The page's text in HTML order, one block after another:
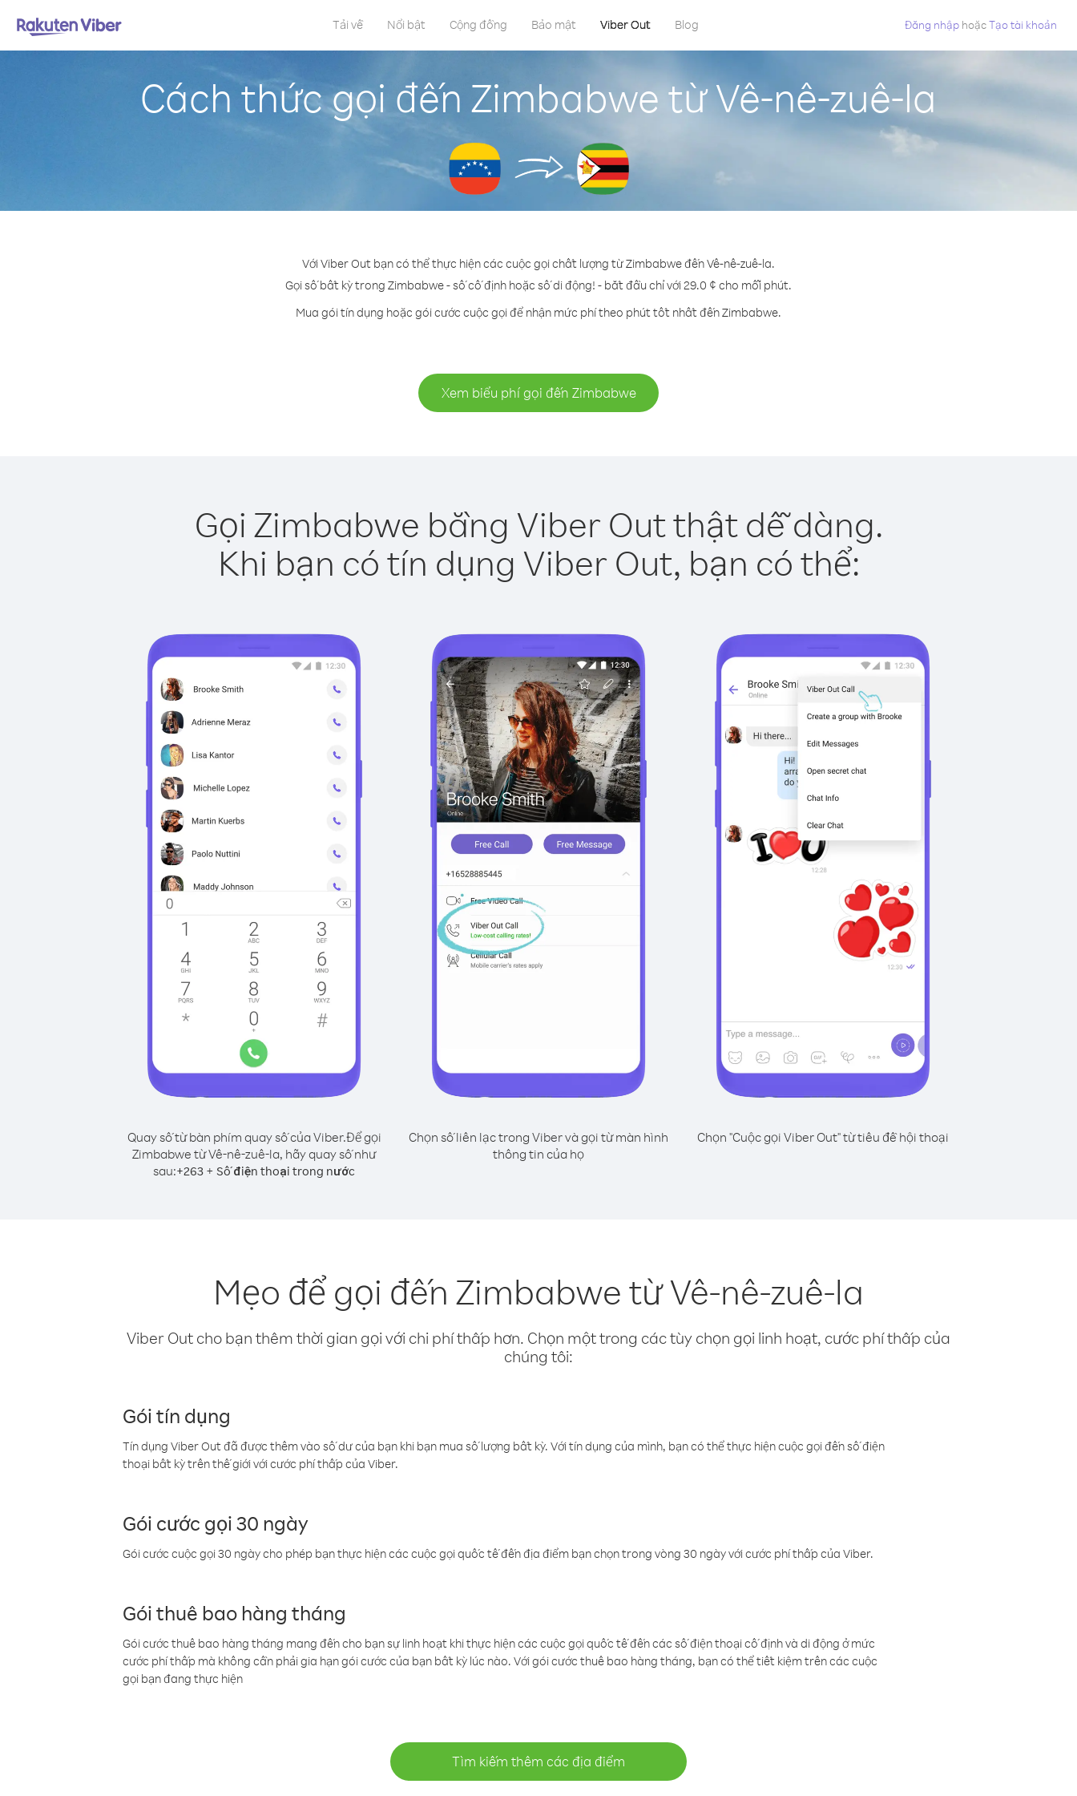
Tải về Nổi bật Cộng đồng Bảo mật Viber Out Blog Đăng nhập hoặcTạo tài khoản
Cách thức gọi đến Zimbabwe từ Vê-nê-zuê-la
Với Viber Out bạn có thể thực hiện các cuộc gọi chất lượng từ Zimbabwe đến Vê-nê-zuê-la.
Gọi số bất kỳ trong Zimbabwe - số cố định hoặc số di động! - bắt đầu chỉ với 29.0 ¢ cho mỗi phút.
Mua gói tín dụng hoặc gói cước cuộc gọi để nhận mức phí theo phút tốt nhất đến Zimbabwe.
Xem biểu phí gọi đến Zimbabwe
Gọi Zimbabwe bằng Viber Out thật dễ dàng.
Khi bạn có tín dụng Viber Out, bạn có thể:
Quay số từ bàn phím quay số của Viber.Để gọi
Zimbabwe từ Vê-nê-zuê-la, hãy quay số như
sau:+263 + Số điện thoại trong nước
Chọn số liên lạc trong Viber và gọi từ màn hình
thông tin của họ
Chọn "Cuộc gọi Viber Out" từ tiêu đề hội thoại
Mẹo để gọi đến Zimbabwe từ Vê-nê-zuê-la
Viber Out cho bạn thêm thời gian gọi với chi phí thấp hơn. Chọn một trong các tùy chọn gọi linh hoạt, cước phí thấp của
chúng tôi:
Gói tín dụng
Tín dụng Viber Out đã được thêm vào số dư của bạn khi bạn mua số lượng bất kỳ. Với tín dụng của mình, bạn có thể thực hiện cuộc gọi đến số điện
thoại bất kỳ trên thế giới với cước phí thấp của Viber.
Gói cước gọi 30 ngày
Gói cước cuộc gọi 30 ngày cho phép bạn thực hiện các cuộc gọi quốc tế đến địa điểm bạn chọn trong vòng 30 ngày với cước phí thấp của Viber.
Gói thuê bao hàng tháng
Gói cước thuê bao hàng tháng mang đến cho bạn sự linh hoạt khi thực hiện các cuộc gọi quốc tế đến các số điện thoại cố định và di động ở mức
cước phí thấp mà không cần phải gia hạn gói cước của bạn bất kỳ lúc nào. Với gói cước thuê bao hàng tháng, bạn có thể tiết kiệm trên các cuộc
gọi bạn đang thực hiện
Tìm kiếm thêm các địa điểm